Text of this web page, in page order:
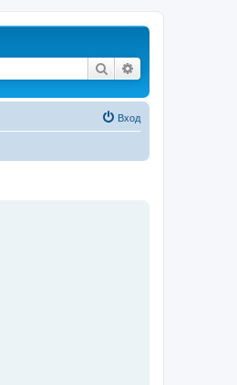
Поиск
Вход